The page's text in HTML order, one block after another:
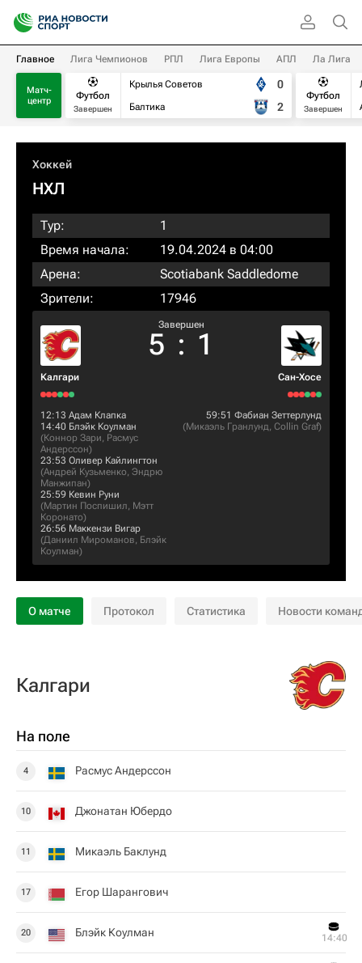
Главное Лига Чемпионов РПЛ Лига Европы АПЛ Ла Лига
Матч-
центр
Футбол
Завершен
Крылья Советов
Балтика
0
2
Футбол
Завершен
Хоккей
НХЛ
Тур:
1
Время начала:
19.04.2024 в 04:00
Арена:
Scotiabank Saddledome
Зрители:
17946
Калгари
Завершен
5 : 1
Сан-Хосе
12:13 Адам Клапка
14:40 Блэйк Коулман
(Коннор Зари, Расмус
Андерссон)
23:53 Оливер Кайлингтон
(Андрей Кузьменко, Эндрю
Манжипан)
25:59 Кевин Руни
(Мартин Поспишил, Мэтт
Коронато)
26:56 Маккензи Вигар
(Даниил Мироманов, Блэйк
Коулман)
59:51 Фабиан Зеттерлунд
(Микаэль Гранлунд, Collin Graf)
О матче Протокол Статистика Новости
Калгари
На поле
4 Расмус Андерссон
10 Джонатан Юбердо
11 Микаэль Баклунд
17 Егор Шарангович
20 Блэйк Коулман 14:40